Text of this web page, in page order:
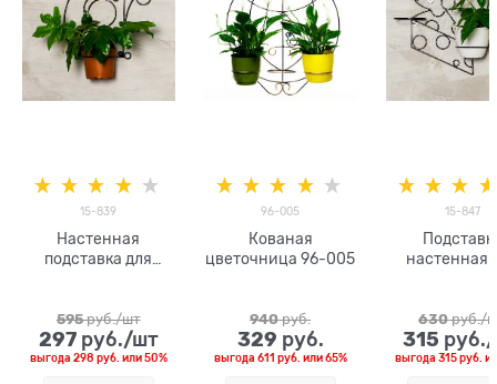
15-839
Настенная
подставка для
595 руб./шт
297 руб./шт
выгода 298 руб. или50%
96-005
Кованая
цветочница 96-005
940 руб.
329 руб.
выгода 611 руб. или65%
15-847
настенная
630 руб./
315
выгода 315 руб.